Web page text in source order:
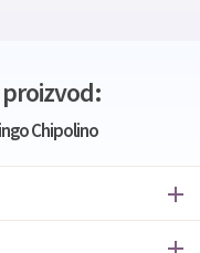
proizvod:
Chipolino